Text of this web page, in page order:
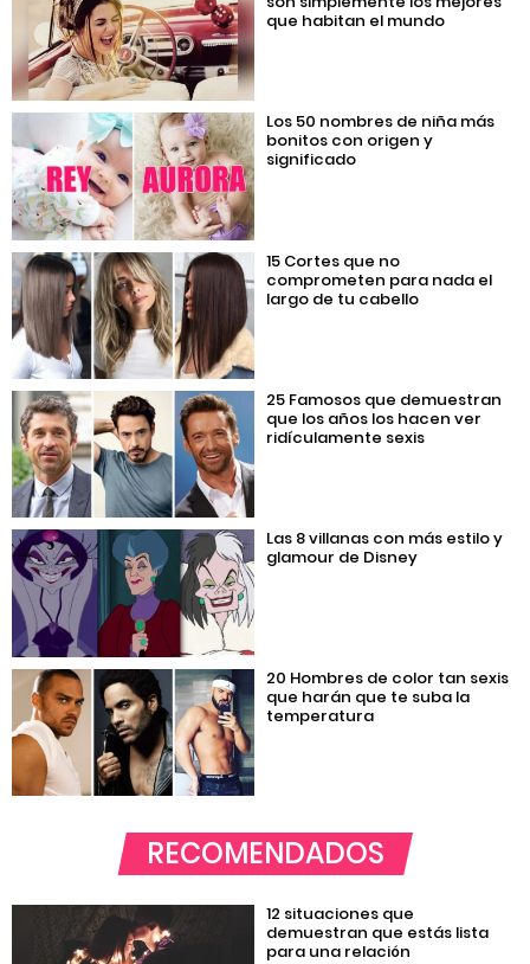
que habitan el mundo
Los 50 nombres de niña más
bonitos con origen y
significado
15 Cortes que no
comprometen para nada el
largo de tu cabello
25 Famosos que demuestran
que los años los hacen ver
ridículamente sexis
Las 8 villanas con más estilo y
glamour de Disney
20 Hombres de color tan sexis
que harán que te suba la
temperatura
RECOMENDADOS
12 situaciones que
demuestran que estás lista
para una relación